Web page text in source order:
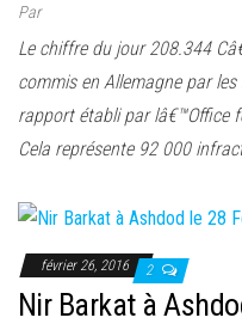
Par
Le chiffre du jour 208.344
commis en Allemagne par
rapport établi par lâ€™Office
Cela représente 92 000
février 26, 2016 2
Nir Barkat à